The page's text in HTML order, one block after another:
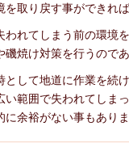
取り戻す事ができれば
われてしまう前の環境
磯焼け対策を行うので
して地道に作業を続
い範囲で失われてしま
余裕がない事もあり